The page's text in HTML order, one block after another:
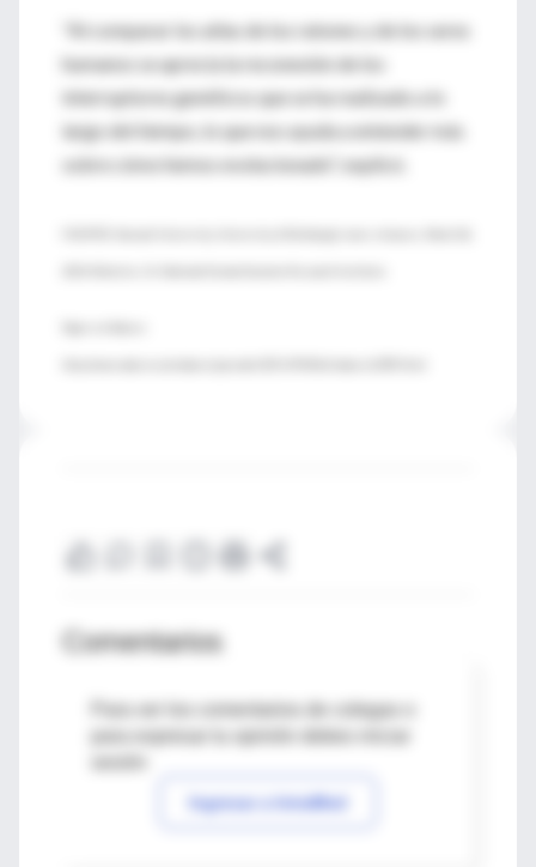
"Al comparar los atlas de los ratones y de los seres
humanos se aprecia la reconexión de los
interruptores genéticos que se ha realizado a lo
largo del tiempo, lo que nos ayuda a entender más
sobre cómo hemos evolucionado", explicó.
Comentarios
Para ver los comentarios de colegas o
Ingresar a IntraMed